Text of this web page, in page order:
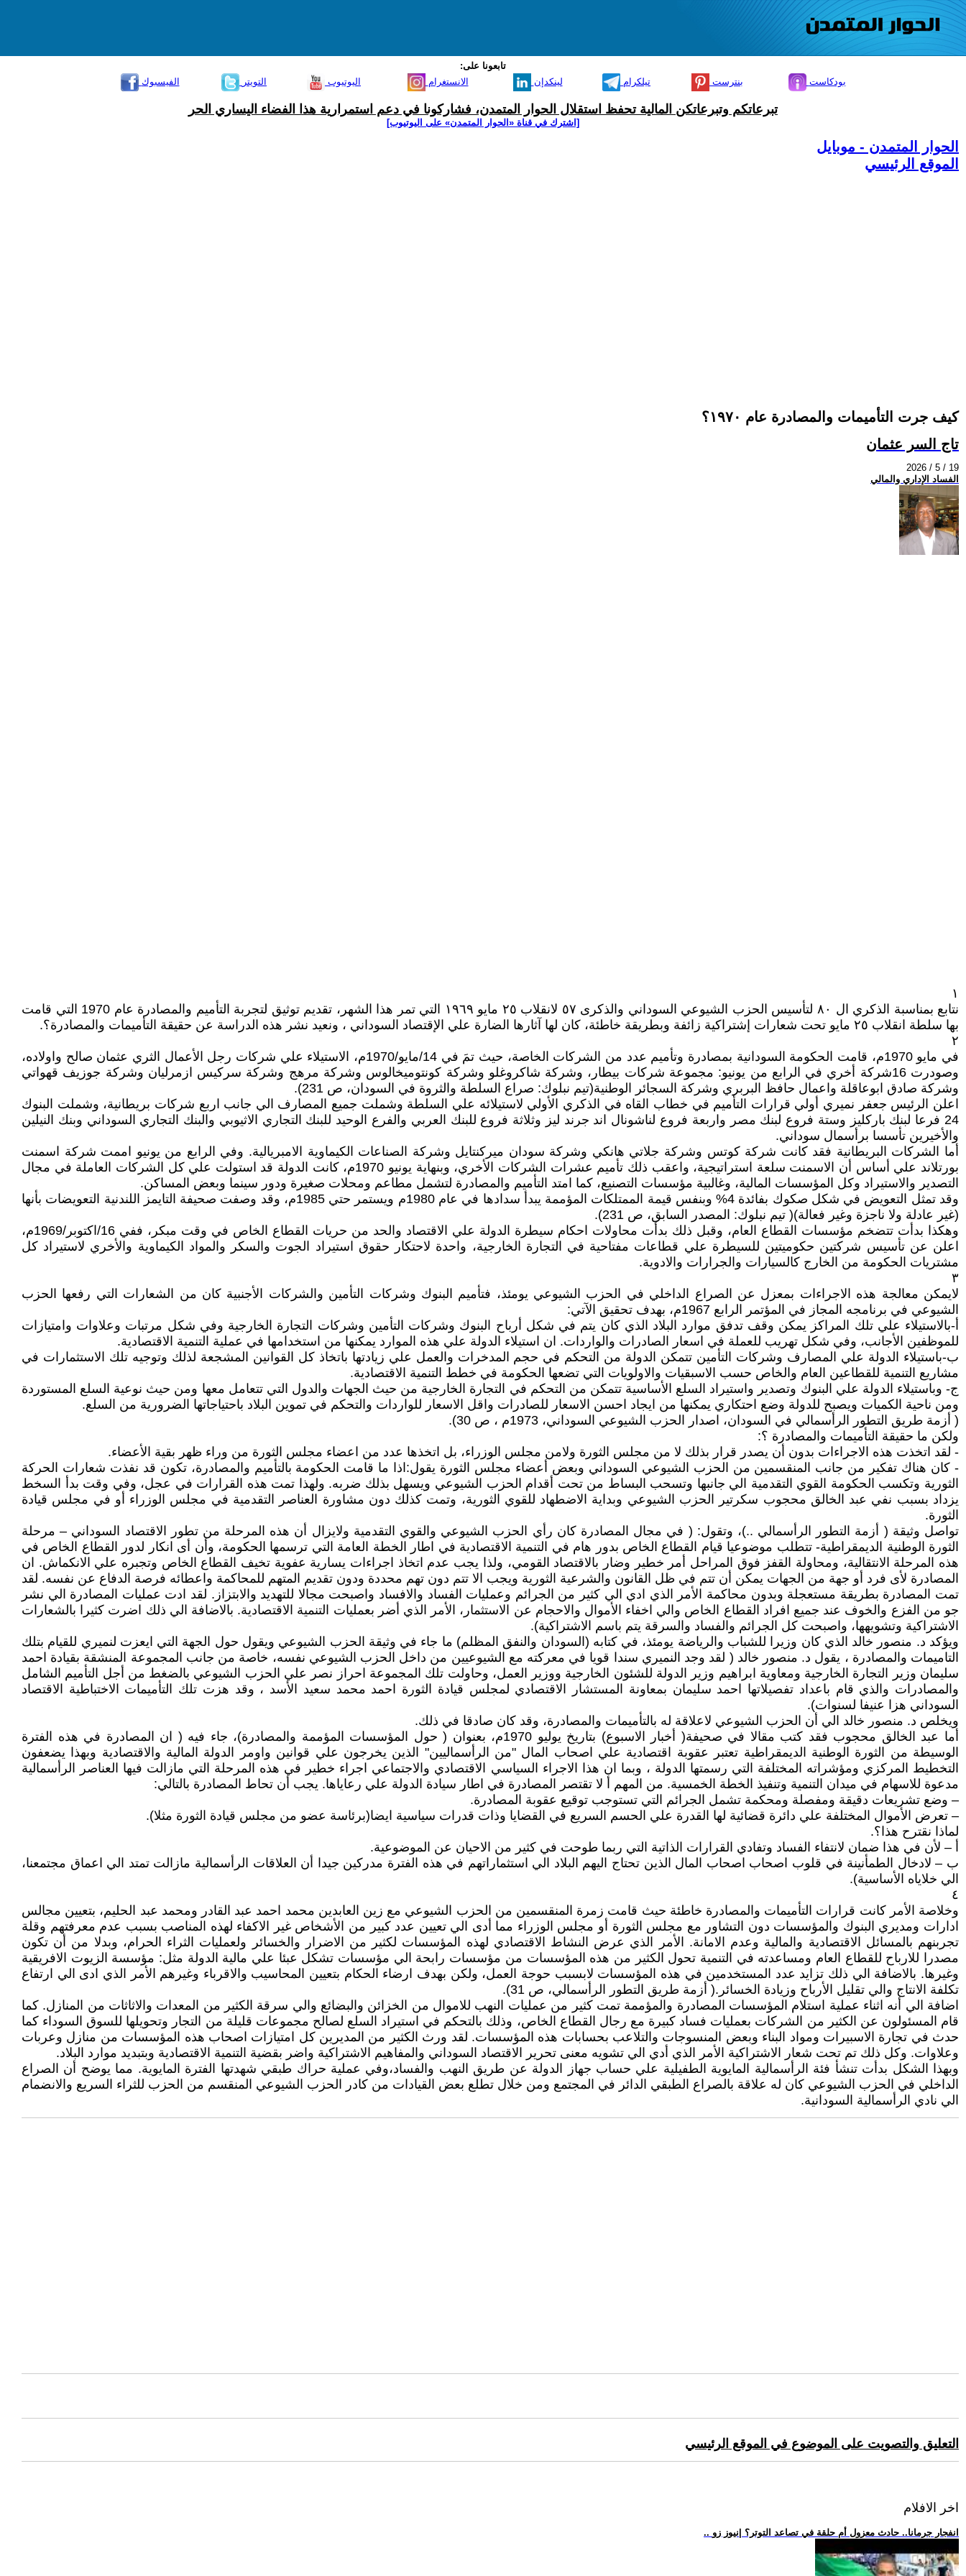
تابعونا على:
الفيسبوك
التويتر اليوتيوب الانستغرام لينكدإن تيلكرام بنترست بودكاست
تبرعاتكم وتبرعاتكن المالية تحفظ استقلال الحوار المتمدن، فشاركونا في دعم استمرارية هذا الفضاء اليساري الحر
[اشترك في قناة ‫«الحوار المتمدن» على اليوتيوب]
الحوار المتمدن - موبايل
الموقع الرئيسي
كيف جرت التأميمات والمصادرة عام ١٩٧٠؟
تاج السر عثمان
2026 / 5 / 19
الفساد الإداري والمالي
١
نتابع بمناسبة الذكري ال ٨٠ لتأسيس الحزب الشيوعي السوداني والذكرى ٥٧ لانقلاب ٢٥ مايو ١٩٦٩ التي تمر هذا الشهر، تقديم توثيق لتجربة التأميم والمصادرة عام 1970 التي قامت
بها سلطة انقلاب ٢٥ مايو تحت شعارات إشتراكية زائفة وبطريقة خاطئة، كان لها آثارها الضارة علي الإقتصاد السوداني ، ونعيد نشر هذه الدراسة عن حقيقة التأميمات والمصادرة؟.
٢
في مايو 1970م، قامت الحكومة السودانية بمصادرة وتأميم عدد من الشركات الخاصة، حيث تمَ في 14/مايو/1970م، الاستيلاء علي شركات رجل الأعمال الثري عثمان صالح واولاده،
وصودرت 16شركة أخري في الرابع من يونيو: مجموعة شركات بيطار، وشركة شاكروغلو وشركة كونتوميخالوس وشركة مرهج وشركة سركيس ازمرليان وشركة جوزيف قهواتي
وشركة صادق ابوعاقلة واعمال حافظ البربري وشركة السجائر الوطنية(تيم نبلوك: صراع السلطة والثروة في السودان، ص 231).
اعلن الرئيس جعفر نميري أولي قرارات التأميم في خطاب القاه في الذكري الأولي لاستيلائه علي السلطة وشملت جميع المصارف الي جانب اربع شركات بريطانية، وشملت البنوك
24 فرعا لبنك باركليز وستة فروع لبنك مصر واربعة فروع لناشونال اند جرند ليز وثلاثة فروع للبنك العربي والفرع الوحيد للبنك التجاري الاثيوبي والبنك التجاري السوداني وبنك النيلين
والأخيرين تأسسا برأسمال سوداني.
أما الشركات البريطانية فقد كانت شركة كوتس وشركة جلاتي هانكي وشركة سودان ميركنتايل وشركة الصناعات الكيماوية الامبريالية. وفي الرابع من يونيو اممت شركة اسمنت
بورتلاند علي أساس أن الاسمنت سلعة استراتيجية، واعقب ذلك تأميم عشرات الشركات الأخري، وبنهاية يونيو 1970م، كانت الدولة قد استولت علي كل الشركات العاملة في مجال
التصدير والاستيراد وكل المؤسسات المالية، وغالبية مؤسسات التصنيع، كما امتد التأميم والمصادرة لتشمل مطاعم ومحلات صغيرة ودور سينما وبعض المساكن.
وقد تمثل التعويض في شكل صكوك بفائدة 4% وبنفس قيمة الممتلكات المؤممة يبدأ سدادها في عام 1980م ويستمر حتي 1985م، وقد وصفت صحيفة التايمز اللندنية التعويضات بأنها
(غير عادلة ولا ناجزة وغير فعالة)( تيم نبلوك: المصدر السابق، ص 231).
وهكذا بدأت تتضخم مؤسسات القطاع العام، وقبل ذلك بدأت محاولات احكام سيطرة الدولة علي الاقتصاد والحد من حريات القطاع الخاص في وقت مبكر، ففي 16/اكتوبر/1969م،
اعلن عن تأسيس شركتين حكوميتين للسيطرة علي قطاعات مفتاحية في التجارة الخارجية، واحدة لاحتكار حقوق استيراد الجوت والسكر والمواد الكيماوية والأخري لاستيراد كل
مشتريات الحكومة من الخارج كالسيارات والجرارات والادوية.
٣
لايمكن معالجة هذه الاجراءات بمعزل عن الصراع الداخلي في الحزب الشيوعي يومئذ، فتأميم البنوك وشركات التأمين والشركات الأجنبية كان من الشعارات التي رفعها الحزب
الشيوعي في برنامجه المجاز في المؤتمر الرابع 1967م، بهدف تحقيق الآتي:
أ-بالاستيلاء علي تلك المراكز يمكن وقف تدفق موارد البلاد الذي كان يتم في شكل أرباح البنوك وشركات التأمين وشركات التجارة الخارجية وفي شكل مرتبات وعلاوات وامتيازات
للموظفين الأجانب، وفي شكل تهريب للعملة في اسعار الصادرات والواردات. ان استيلاء الدولة علي هذه الموارد يمكنها من استخدامها في عملية التنمية الاقتصادية.
ب-باستيلاء الدولة علي المصارف وشركات التأمين تتمكن الدولة من التحكم في حجم المدخرات والعمل علي زيادتها باتخاذ كل القوانين المشجعة لذلك وتوجيه تلك الاستثمارات في
مشاريع التنمية للقطاعين العام والخاص حسب الاسبقيات والاولويات التي تضعها الحكومة في خطط التنمية الاقتصادية.
ج- وباستيلاء الدولة علي البنوك وتصدير واستيراد السلع الأساسية تتمكن من التحكم في التجارة الخارجية من حيث الجهات والدول التي تتعامل معها ومن حيث نوعية السلع المستوردة
ومن ناحية الكميات ويصبح للدولة وضع احتكاري يمكنها من ايجاد احسن الاسعار للصادرات واقل الاسعار للواردات والتحكم في تموين البلاد باحتياجاتها الضرورية من السلع.
( أزمة طريق التطور الرأسمالي في السودان، اصدار الحزب الشيوعي السوداني، 1973م ، ص 30).
ولكن ما حقيقة التأميمات والمصادرة ؟:
- لقد اتخذت هذه الاجراءات بدون أن يصدر قرار بذلك لا من مجلس الثورة ولامن مجلس الوزراء، بل اتخذها عدد من اعضاء مجلس الثورة من وراء ظهر بقية الأعضاء.
- كان هناك تفكير من جانب المنقسمين من الحزب الشيوعي السوداني وبعض أعضاء مجلس الثورة يقول:اذا ما قامت الحكومة بالتأميم والمصادرة، تكون قد نفذت شعارات الحركة
الثورية وتكسب الحكومة القوي التقدمية الي جانبها وتسحب البساط من تحت أقدام الحزب الشيوعي ويسهل بذلك ضربه. ولهذا تمت هذه القرارات في عجل، وفي وقت بدأ السخط
يزداد بسبب نفي عبد الخالق محجوب سكرتير الحزب الشيوعي وبداية الاضطهاد للقوي الثورية، وتمت كذلك دون مشاورة العناصر التقدمية في مجلس الوزراء أو في مجلس قيادة
الثورة.
تواصل وثيقة ( أزمة التطور الرأسمالي ..)، وتقول: ( في مجال المصادرة كان رأي الحزب الشيوعي والقوي التقدمية ولايزال أن هذه المرحلة من تطور الاقتصاد السوداني – مرحلة
الثورة الوطنية الديمقراطية- تتطلب موضوعيا قيام القطاع الخاص بدور هام في التنمية الاقتصادية في اطار الخطة العامة التي ترسمها الحكومة، وأن أى انكار لدور القطاع الخاص في
هذه المرحلة الانتقالية، ومحاولة القفز فوق المراحل أمر خطير وضار بالاقتصاد القومي، ولذا يجب عدم اتخاذ اجراءات يسارية عفوية تخيف القطاع الخاص وتجبره علي الانكماش. ان
المصادرة لأى فرد أو جهة من الجهات يمكن أن تتم في ظل القانون والشرعية الثورية ويجب الا تتم دون تهم محددة ودون تقديم المتهم للمحاكمة واعطائه فرصة الدفاع عن نفسه. لقد
تمت المصادرة بطريقة مستعجلة وبدون محاكمة الأمر الذي ادي الي كثير من الجرائم وعمليات الفساد والافساد واصبحت مجالا للتهديد والابتزاز. لقد ادت عمليات المصادرة الي نشر
جو من الفزع والخوف عند جميع افراد القطاع الخاص والي اخفاء الأموال والاحجام عن الاستثمار، الأمر الذي أضر بعمليات التنمية الاقتصادية. بالاضافة الي ذلك اضرت كثيرا بالشعارات
الاشتراكية وتشويهها، واصبحت كل الجرائم والفساد والسرقة يتم باسم الاشتراكية).
ويؤكد د. منصور خالد الذي كان وزيرا للشباب والرياضة يومئذ، في كتابه (السودان والنفق المظلم) ما جاء في وثيقة الحزب الشيوعي ويقول حول الجهة التي ايعزت لنميري للقيام بتلك
التاميمات والمصادرة ، يقول د. منصور خالد ( لقد وجد النميري سندا قويا في معركته مع الشيوعيين من داخل الحزب الشيوعي نفسه، خاصة من جانب المجموعة المنشقة بقيادة احمد
سليمان وزير التجارة الخارجية ومعاوية ابراهيم وزير الدولة للشئون الخارجية ووزير العمل، وحاولت تلك المجموعة احراز نصر علي الحزب الشيوعي بالضغط من أجل التأميم الشامل
والمصادرات والذي قام باعداد تفصيلاتها احمد سليمان بمعاونة المستشار الاقتصادي لمجلس قيادة الثورة احمد محمد سعيد الأسد ، وقد هزت تلك التأميمات الاختباطية الاقتصاد
السوداني هزا عنيفا لسنوات).
ويخلص د. منصور خالد الي أن الحزب الشيوعي لاعلاقة له بالتأميمات والمصادرة، وقد كان صادقا في ذلك.
أما عبد الخالق محجوب فقد كتب مقالا في صحيفة( أخبار الاسبوع) بتاريخ يوليو 1970م، بعنوان ( حول المؤسسات المؤممة والمصادرة)، جاء فيه ( ان المصادرة في هذه الفترة
الوسيطة من الثورة الوطنية الديمقراطية تعتبر عقوبة اقتصادية علي اصحاب المال "من الرأسماليين" الذين يخرجون علي قوانين واومر الدولة المالية والاقتصادية وبهذا يضعفون
التخطيط المركزي ومؤشراته المختلفة التي رسمتها الدولة ، وبما ان هذا الاجراء السياسي الاقتصادي والاجتماعي اجراء خطير في هذه المرحلة التي مازالت فيها العناصر الرأسمالية
مدعوة للاسهام في ميدان التنمية وتنفيذ الخطة الخمسية. من المهم أ لا تقتصر المصادرة في اطار سيادة الدولة علي رعاياها. يجب أن تحاط المصادرة بالتالي:
– وضع تشريعات دقيقة ومفصلة ومحكمة تشمل الجرائم التي تستوجب توقيع عقوبة المصادرة.
– تعرض الأموال المختلفة علي دائرة قضائية لها القدرة علي الحسم السريع في القضايا وذات قدرات سياسية ايضا(برئاسة عضو من مجلس قيادة الثورة مثلا).
لماذا نقترح هذا؟.
أ – لأن في هذا ضمان لانتفاء الفساد وتفادي القرارات الذاتية التي ربما طوحت في كثير من الاحيان عن الموضوعية.
ب – لادخال الطمأنينة في قلوب اصحاب اصحاب المال الذين تحتاج اليهم البلاد الي استثماراتهم في هذه الفترة مدركين جيدا أن العلاقات الرأسمالية مازالت تمتد الي اعماق مجتمعنا،
الي خلاياه الأساسية).
٤
وخلاصة الأمر كانت قرارات التأميمات والمصادرة خاطئة حيث قامت زمرة المنقسمين من الحزب الشيوعي مع زين العابدين محمد احمد عبد القادر ومحمد عبد الحليم، بتعيين مجالس
ادارات ومديري البنوك والمؤسسات دون التشاور مع مجلس الثورة أو مجلس الوزراء مما أدى الي تعيين عدد كبير من الأشخاص غير الاكفاء لهذه المناصب بسبب عدم معرفتهم وقلة
تجربنهم بالمسائل الاقتصادية والمالية وعدم الامانة. الأمر الذي عرض النشاط الاقتصادي لهذه المؤسسات لكثير من الاضرار والخسائر ولعمليات الثراء الحرام، وبدلا من أن تكون
مصدرا للارباح للقطاع العام ومساعدته في التنمية تحول الكثير من هذه المؤسسات من مؤسسات رابحة الي مؤسسات تشكل عبئا علي مالية الدولة مثل: مؤسسة الزيوت الافريقية
وغيرها. بالاضافة الي ذلك تزايد عدد المستخدمين في هذه المؤسسات لابسبب حوجة العمل، ولكن بهدف ارضاء الحكام بتعيين المحاسيب والاقرباء وغيرهم الأمر الذي ادى الي ارتفاع
تكلفة الانتاج والي تقليل الأرباح وزيادة الخسائر.( أزمة طريق التطور الرأسمالي، ص 31).
اضافة الي أنه اثناء عملية استلام المؤسسات المصادرة والمؤممة تمت كثير من عمليات النهب للاموال من الخزائن والبضائع والي سرقة الكثير من المعدات والاثاثات من المنازل. كما
قام المسئولون عن الكثير من الشركات بعمليات فساد كبيرة مع رجال القطاع الخاص، وذلك بالتحكم في استيراد السلع لصالح مجموعات قليلة من التجار وتحويلها للسوق السوداء كما
حدث في تجارة الاسبيرات ومواد البناء وبعض المنسوجات والتلاعب بحسابات هذه المؤسسات. لقد ورث الكثير من المديرين كل امتيازات اصحاب هذه المؤسسات من منازل وعربات
وعلاوات. وكل ذلك تم تحت شعار الاشتراكية الأمر الذي أدي الي تشويه معنى تحرير الاقتصاد السوداني والمفاهيم الاشتراكية واضر بقضية التنمية الاقتصادية وبتبديد موارد البلاد.
وبهذا الشكل بدأت تنشأ فئة الرأسمالية المايوية الطفيلية علي حساب جهاز الدولة عن طريق النهب والفساد،وفي عملية حراك طبقي شهدتها الفترة المايوية. مما يوضح أن الصراع
الداخلي في الحزب الشيوعي كان له علاقة بالصراع الطبقي الدائر في المجتمع ومن خلال تطلع بعض القيادات من كادر الحزب الشيوعي المنقسم من الحزب للثراء السريع والانضمام
الي نادي الرأسمالية السودانية.
التعليق والتصويت على الموضوع في الموقع الرئيسي
اخر الافلام
.. انفجار جرمانا.. حادث معزول أم حلقة في تصاعد التوتر؟ |نيوز زو